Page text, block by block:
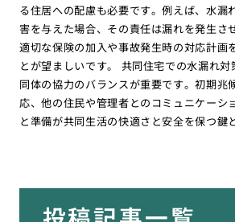
る住居への配慮も必要です。例えば、水漏
害を与えた場合、その責任は漏れを発生さ
適切な保険の加入や事故発生時の対応計画
とが望ましいです。 共同住宅での水漏れ
同体の協力のバランスが重要です。初期兆
応、他の住民や管理者とのコミュニケーシ
と準備が共同生活の快適さと安全を保つ鍵